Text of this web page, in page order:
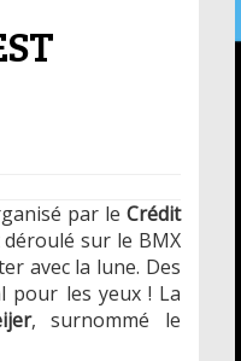
par le Crédit
sur le BMX
avec la lune. Des
pour les yeux ! La
, surnommé le